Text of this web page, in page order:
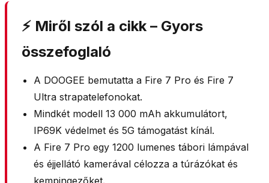
⚡ Miről szól a cikk – Gyors
összefoglaló
A DOOGEE bemutatta a Fire 7 Pro és Fire 7
Ultra strapatelefonokat.
Mindkét modell 13 000 mAh akkumulátort,
IP69K védelmet és 5G támogatást kínál.
A Fire 7 Pro egy 1200 lumenes tábori lámpával
és éjjellátó kamerával célozza a túrázókat és
kempingezőket.